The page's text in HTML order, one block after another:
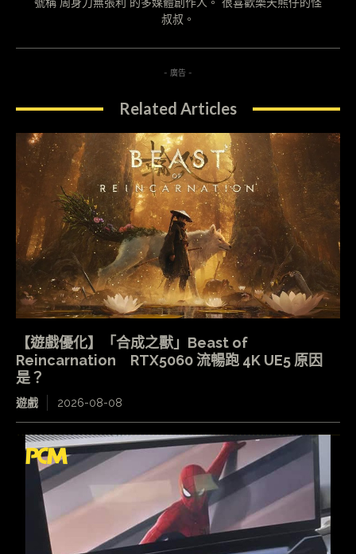
叔叔。
- 廣告 -
Related Articles
【遊戲優化】「合成之獸」Beast of
Reincarnation RTX5060 流暢跑 4K UE5 原因
是？
遊戲 2026-08-08